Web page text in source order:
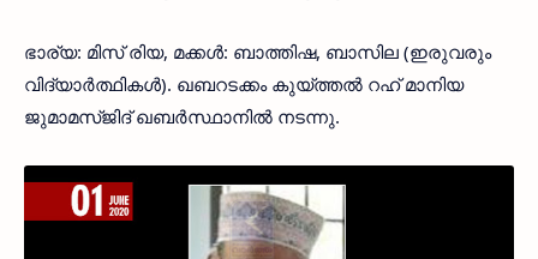
ഭാര്യ: മിസ് രിയ, മക്കള്‍: ബാത്തിഷ, ബാസില (ഇരുവരും
വിദ്യാര്‍ത്ഥികള്‍). ഖബറടക്കം കുയ്ത്തല്‍ റഹ് മാനിയ
ജുമാമസ്ജിദ് ഖബര്‍സ്ഥാനില്‍ നടന്നു.